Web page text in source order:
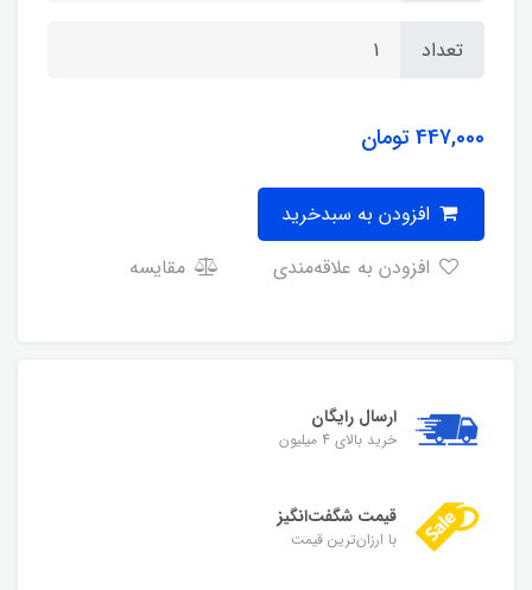
تعداد
447,000تومان
مقایسه
ارسال رایگان
خرید بالای 4 میلیون
قیمت شگفت‌انگیز
با ارزان‌ترین قیمت